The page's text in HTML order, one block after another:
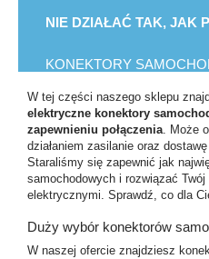
NIE DZIAŁAĆ TAK, JAK
KONEKTORY
W tej części naszego sklepu
elektryczne konektory
zapewnieniu połączenia. Może
działaniem zasilanie oraz
Staraliśmy się zapewnić jak
samochodowych i rozwiązać Twój
elektrycznymi. Sprawdź, co dla
Duży wybór konektorów
W naszej ofercie znajdziesz